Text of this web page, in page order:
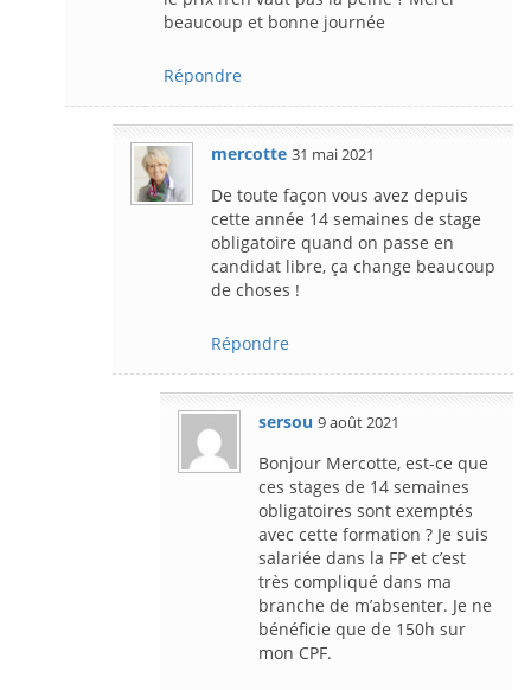
beaucoup et bonne journée
Répondre
mercotte 31 mai 2021
De toute façon vous avez depuis
cette année 14 semaines de stage
obligatoire quand on passe en
candidat libre, ça change beaucoup
de choses !
Répondre
sersou 9 août 2021
Bonjour Mercotte, est-ce que
ces stages de 14 semaines
obligatoires sont exemptés
avec cette formation ? Je suis
salariée dans la FP et c’est
très compliqué dans ma
branche de m’absenter. Je ne
bénéficie que de 150h sur
mon CPF.